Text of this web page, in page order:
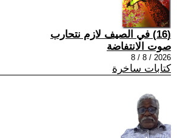
(16) في الصيف لازم نتحارب
صوت الانتفاضة
2026 / 8 / 8
كتابات ساخرة